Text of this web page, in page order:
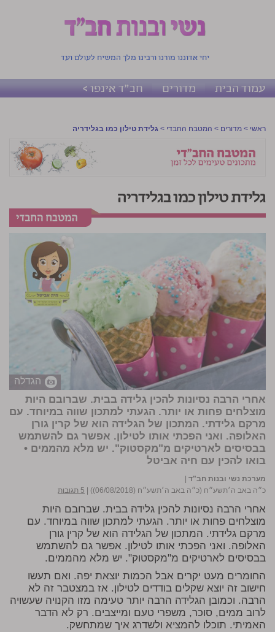
יחי אדוננו מורנו ורבינו מלך המשיח לעולם ועד
עמוד הבית מדורים חב"ד אינפו >
ראשי > מדורים > המטבח החבדי > גלידת טילון כמו בגלידריה
גלידת טילון כמו בגלידריה
הגדלה
אחרי הרבה נסיונות להכין גלידה בבית. שברובם היות
מוצלחים פחות או יותר. הגעתי למתכון שווה במיוחד. עם
מרקם גלידתי. המתכון של הגלידה הוא של קרין גורן
האלופה. ואני הפכתי אותו לטילון. אפשר גם להשתמש
בבסיסים לארטיקים מ"מקסטוק". יש מלא מהממים •
בואו להכין עם חיה אביטל
מערכת נשי ובנות חב"ד
כ״ה באב ה׳תשע״ח (כ״ה באב ה׳תשע״ח (06/08/2018))
5 תגובות
אחרי הרבה נסיונות להכין גלידה בבית. שברובם היות
מוצלחים פחות או יותר. הגעתי למתכון שווה במיוחד. עם
מרקם גלידתי. המתכון של הגלידה הוא של קרין גורן
האלופה. ואני הפכתי אותו לטילון. אפשר גם להשתמש
בבסיסים לארטיקים מ"מקסטוק". יש מלא מהממים.
החומרים מעט יקרים אבל הכמות יוצאת יפה. ואם תעשו
חישוב זה יוצא שקלים בודדים לטילון. אז במצטבר זה לא
הרבה. וכמובן הגלידה הרבה יותר טעימה מזו הקנויה שעשויה
לרוב ממים, סוכר, משפרי טעם ומייצבים. רק לא הדבר
האמיתי. תוכלו להמציא ולשדרג איך שמתחשק.